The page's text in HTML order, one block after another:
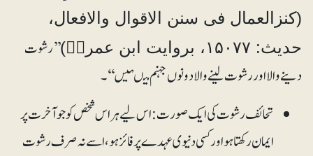
(کنزالعمال فی سنن الاقوال والافعال،
حدیث: ۱۵۰۷۷، بروایت ابن عمروؓ)
’’رشوت
دینے والا اور رشوت لینے والا دونوں جہنم میںہیں‘‘۔
تحائف رشوت کی ایک صورت: اس لیے ہراس شخص کو جو آخرت پر
ایمان رکھتا ہو اور کسی دنیوی عہدے پر فائز ہو، اسے نہ صرف رشوت